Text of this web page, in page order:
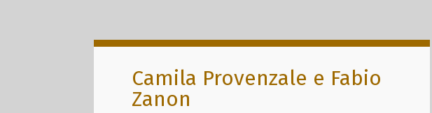
Camila Provenzale e Fabio
Zanon